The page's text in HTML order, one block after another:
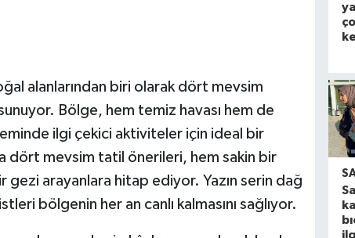
alanlarından biri olarak dört mevsim
Bölge, hem temiz havası hem de
ilgi çekici aktiviteler için ideal bir
dört mevsim tatil önerileri, hem sakin bir
gezi arayanlara hitap ediyor. Yazın serin dağ
bölgenin her an canlı kalmasını sağlıyor.